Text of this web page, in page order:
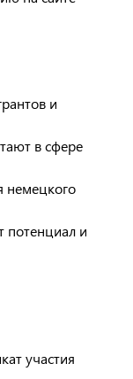
и
в сфере
немецкого
потенциал и
участия